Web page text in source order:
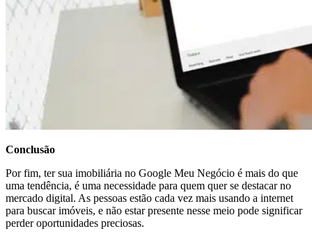
Conclusão
Por fim, ter sua imobiliária no Google Meu Negócio é mais do que
uma tendência, é uma necessidade para quem quer se destacar no
mercado digital. As pessoas estão cada vez mais usando a internet
para buscar imóveis, e não estar presente nesse meio pode significar
perder oportunidades preciosas.